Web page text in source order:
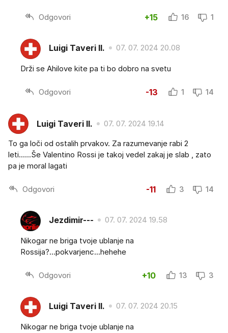
Odgovori +15 16 1
Luigi Taveri II. 07. 07. 2024 20.08
Drži se Ahilove kite pa ti bo dobro na svetu
Odgovori -13 1 14
Luigi Taveri II. 07. 07. 2024 19.14
To ga loči od ostalih prvakov. Za razumevanje rabi 2
leti......Še Valentino Rossi je takoj vedel zakaj je slab , zato
pa je moral lagati
Odgovori -11 3 14
Jezdimir--- 07. 07. 2024 19.58
Nikogar ne briga tvoje ublanje na
Rossija?...pokvarjenc...hehehe
Odgovori +10 13 3
Luigi Taveri II. 07. 07. 2024 20.15
Nikogar ne briga tvoje ublanje na